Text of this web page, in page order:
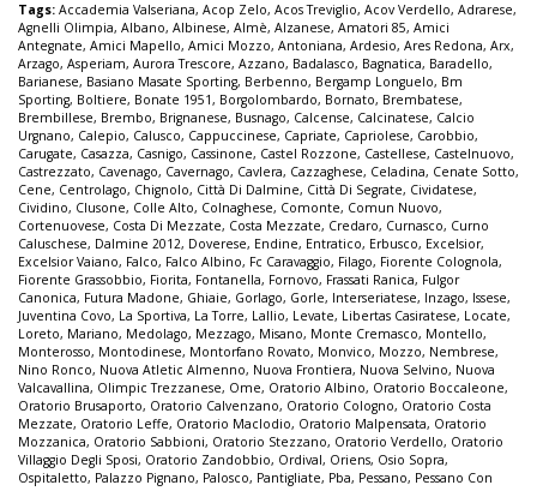
Tags: Accademia Valseriana, Acop Zelo, Acos Treviglio, Acov Verdello, Adrarese,
Agnelli Olimpia, Albano, Albinese, Almè, Alzanese, Amatori 85, Amici
Antegnate, Amici Mapello, Amici Mozzo, Antoniana, Ardesio, Ares Redona, Arx,
Arzago, Asperiam, Aurora Trescore, Azzano, Badalasco, Bagnatica, Baradello,
Barianese, Basiano Masate Sporting, Berbenno, Bergamp Longuelo, Bm
Sporting, Boltiere, Bonate 1951, Borgolombardo, Bornato, Brembatese,
Brembillese, Brembo, Brignanese, Busnago, Calcense, Calcinatese, Calcio
Urgnano, Calepio, Calusco, Cappuccinese, Capriate, Capriolese, Carobbio,
Carugate, Casazza, Casnigo, Cassinone, Castel Rozzone, Castellese, Castelnuovo,
Castrezzato, Cavenago, Cavernago, Cavlera, Cazzaghese, Celadina, Cenate Sotto,
Cene, Centrolago, Chignolo, Città Di Dalmine, Città Di Segrate, Cividatese,
Cividino, Clusone, Colle Alto, Colnaghese, Comonte, Comun Nuovo,
Cortenuovese, Costa Di Mezzate, Costa Mezzate, Credaro, Curnasco, Curno
Caluschese, Dalmine 2012, Doverese, Endine, Entratico, Erbusco, Excelsior,
Excelsior Vaiano, Falco, Falco Albino, Fc Caravaggio, Filago, Fiorente Colognola,
Fiorente Grassobbio, Fiorita, Fontanella, Fornovo, Frassati Ranica, Fulgor
Canonica, Futura Madone, Ghiaie, Gorlago, Gorle, Interseriatese, Inzago, Issese,
Juventina Covo, La Sportiva, La Torre, Lallio, Levate, Libertas Casiratese, Locate,
Loreto, Mariano, Medolago, Mezzago, Misano, Monte Cremasco, Montello,
Monterosso, Montodinese, Montorfano Rovato, Monvico, Mozzo, Nembrese,
Nino Ronco, Nuova Atletic Almenno, Nuova Frontiera, Nuova Selvino, Nuova
Valcavallina, Olimpic Trezzanese, Ome, Oratorio Albino, Oratorio Boccaleone,
Oratorio Brusaporto, Oratorio Calvenzano, Oratorio Cologno, Oratorio Costa
Mezzate, Oratorio Leffe, Oratorio Maclodio, Oratorio Malpensata, Oratorio
Mozzanica, Oratorio Sabbioni, Oratorio Stezzano, Oratorio Verdello, Oratorio
Villaggio Degli Sposi, Oratorio Zandobbio, Ordival, Oriens, Osio Sopra,
Ospitaletto, Palazzo Pignano, Palosco, Pantigliate, Pba, Pessano, Pessano Con